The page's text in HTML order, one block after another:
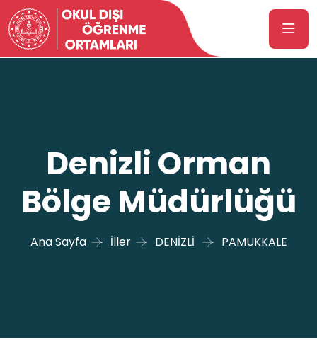
Denizli Orman
Bölge Müdürlüğü
Ana Sayfa İller DENİZLİ PAMUKKALE